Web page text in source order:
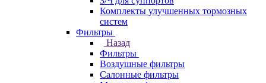
Комплекты улучшенных тормозных
систем
Фильтры
Назад
Фильтры
Воздушные фильтры
Салонные фильтры